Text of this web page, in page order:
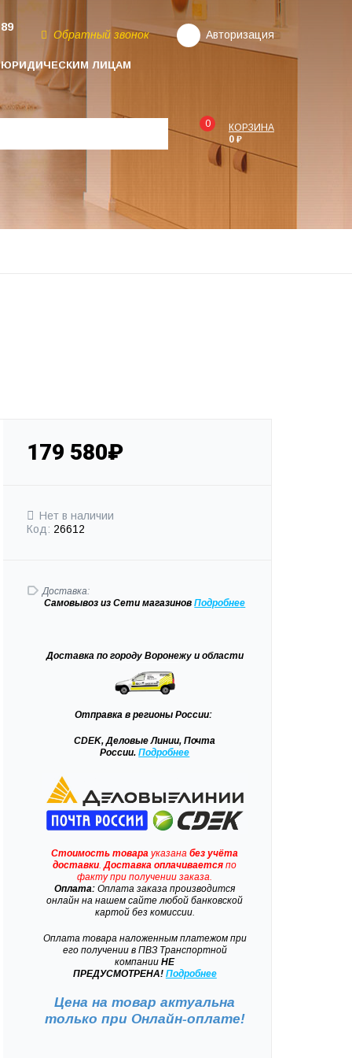
ЮРИДИЧЕСКИМ ЛИЦАМ
Обратный звонок Авторизация
0
КОРЗИНА
0 ₽
179 580₽
Нет в наличии
Код: 26612
Доставка:
Самовывозиз Сети магазиновПодробнее
Доставкапо городу Воронежу и области
Отправка в регионы России:
CDEK, Деловые Линии, Почта
России.Подробнее
Стоимость товара указанабез учёта
доставки .Доставка оплачивается по
факту при получении заказа.
Оплата: Оплата заказа производится
онлайн на нашем сайте любой банковской
картой без комиссии.
Оплата товара наложенным платежом при
его получении в ПВЗ Транспортной
компании НЕ
ПРЕДУСМОТРЕНА! Подробнее
Цена на товар актуальна
только при Онлайн-оплате!